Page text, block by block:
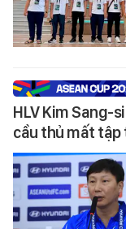
HLV Kim Sang-
cầu thủ mất tập